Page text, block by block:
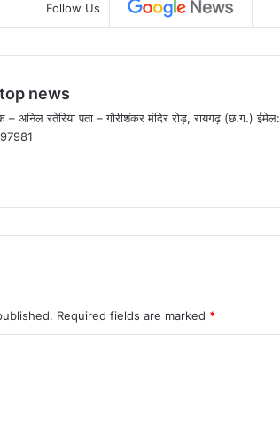
Follow Us
news
– अनिल रतेरिया पता – गौरीशंकर मंदिर रोड़, रायगढ़ (छ.ग.) ईमेल:
Required fields are marked *